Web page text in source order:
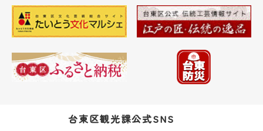
台東区観光課公式SNS